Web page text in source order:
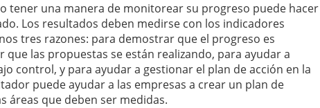
tener una manera de monitorear su progreso puede hacer
Los resultados deben medirse con los indicadores
tres razones: para demostrar que el progreso es
que las propuestas se están realizando, para ayudar a
control, y para ayudar a gestionar el plan de acción en la
puede ayudar a las empresas a crear un plan de
áreas que deben ser medidas.